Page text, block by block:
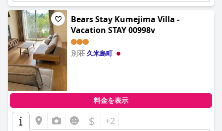
Bears Stay Kumejima Villa -
Vacation STAY 00998v
別荘 久米島町
料金を表示
$ +2